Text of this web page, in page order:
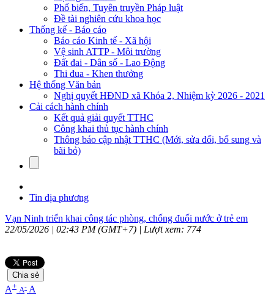
Phổ biến, Tuyên truyền Pháp luật
Đề tài nghiên cứu khoa học
Thống kế - Báo cáo
Báo cáo Kinh tế - Xã hội
Vệ sinh ATTP - Môi trường
Đất đai - Dân số - Lao Động
Thi đua - Khen thưởng
Hệ thống Văn bản
Nghị quyết HĐND xã Khóa 2, Nhiệm kỳ 2026 - 2021
Cải cách hành chính
Kết quả giải quyết TTHC
Công khai thủ tục hành chính
Thông báo cập nhật TTHC (Mới, sửa đổi, bổ sung và
bãi bỏ)
Tin địa phương
Vạn Ninh triển khai công tác phòng, chống đuối nước ở trẻ em
22/05/2026 | 02:43 PM (GMT+7) | Lượt xem: 774
Chia sẻ
A+ A- A